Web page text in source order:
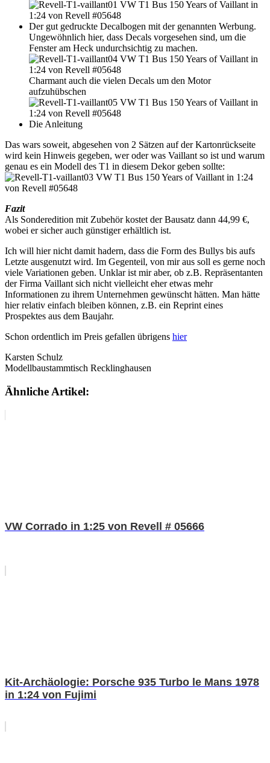
Der gut gedruckte Decalbogen mit der genannten Werbung.
Ungewöhnlich hier, dass Decals vorgesehen sind, um die
Fenster am Heck undurchsichtig zu machen.
Charmant auch die vielen Decals um den Motor
aufzuhübschen
Die Anleitung
Das wars soweit, abgesehen von 2 Sätzen auf der Kartonrückseite
wird kein Hinweis gegeben, wer oder was Vaillant so ist und warum
genau es ein Modell des T1 in diesem Dekor geben sollte:
Fazit
Als Sonderedition mit Zubehör kostet der Bausatz dann 44,99 €,
wobei er sicher auch günstiger erhältlich ist.
Ich will hier nicht damit hadern, dass die Form des Bullys bis aufs
Letzte ausgenutzt wird. Im Gegenteil, von mir aus soll es gerne noch
viele Variationen geben. Unklar ist mir aber, ob z.B. Repräsentanten
der Firma Vaillant sich nicht vielleicht eher etwas mehr
Informationen zu ihrem Unternehmen gewünscht hätten. Man hätte
hier relativ einfach bleiben können, z.B. ein Reprint eines
Prospektes aus dem Baujahr.
Schon ordentlich im Preis gefallen übrigens hier
Karsten Schulz
Modellbaustammtisch Recklinghausen
Ähnliche Artikel:
VW Corrado in 1:25 von Revell # 05666
Kit-Archäologie: Porsche 935 Turbo le Mans 1978
in 1:24 von Fujimi